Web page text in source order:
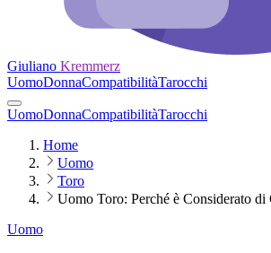
Giuliano Kremmerz
UomoDonnaCompatibilitàTarocchi
UomoDonnaCompatibilitàTarocchi
Home
Uomo
Toro
Uomo Toro: Perché è Considerato
Uomo